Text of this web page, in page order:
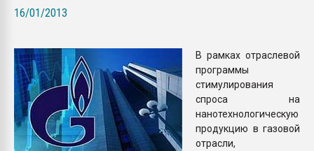
16/01/2013
В рамках отраслевой
программы
стимулирования
спроса на
нанотехнологическую
продукцию в газовой
отрасли,